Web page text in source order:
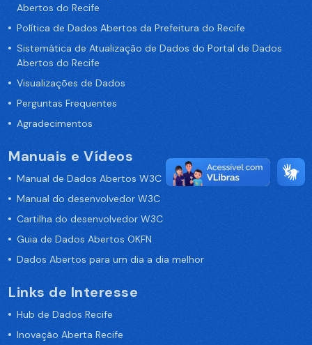
Abertos do Recife
Política de Dados Abertos da Prefeitura do Recife
Sistemática de Atualização de Dados do Portal de Dados
Abertos do Recife
Visualizações de Dados
Perguntas Frequentes
Agradecimentos
Manuais e Vídeos
Manual de Dados Abertos W3C
Manual do desenvolvedor W3C
Cartilha do desenvolvedor W3C
Guia de Dados Abertos OKFN
Dados Abertos para um dia a dia melhor
Links de Interesse
Hub de Dados Recife
Inovação Aberta Recife